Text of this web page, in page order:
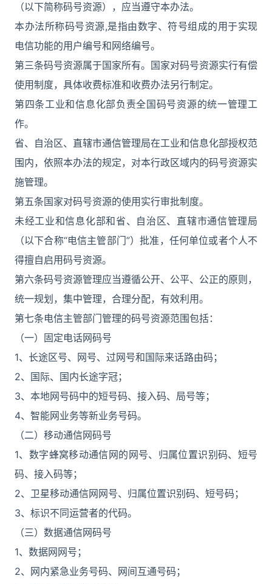
（以下简称码号资源），应当遵守本办法。
本办法所称码号资源,是指由数字、符号组成的用于实现
电信功能的用户编号和网络编号。
第三条码号资源属于国家所有。国家对码号资源实行有偿
使用制度，具体收费标准和收费办法另行制定。
第四条工业和信息化部负责全国码号资源的统一管理工
作。
省、自治区、直辖市通信管理局在工业和信息化部授权范
围内，依照本办法的规定，对本行政区域内的码号资源实
施管理。
第五条国家对码号资源的使用实行审批制度。
未经工业和信息化部和省、自治区、直辖市通信管理局
（以下合称“电信主管部门”）批准，任何单位或者个人不
得擅自启用码号资源。
第六条码号资源管理应当遵循公开、公平、公正的原则，
统一规划，集中管理，合理分配，有效利用。
第七条电信主管部门管理的码号资源范围包括：
（一）固定电话网码号
1、长途区号、网号、过网号和国际来话路由码；
2、国际、国内长途字冠；
3、本地网号码中的短号码、接入码、局号等；
4、智能网业务等新业务号码。
（二）移动通信网码号
1、数字蜂窝移动通信网的网号、归属位置识别码、短号
码、接入码等；
2、卫星移动通信网网号、归属位置识别码、短号码；
3、标识不同运营者的代码。
（三）数据通信网码号
1、数据网网号；
2、网内紧急业务号码、网间互通号码；